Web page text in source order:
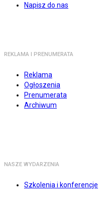
Napisz do nas
REKLAMA I PRENUMERATA
Reklama
Ogłoszenia
Prenumerata
Archiwum
NASZE WYDARZENIA
Szkolenia i konferencje